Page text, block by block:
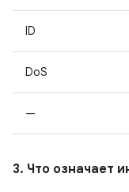
ID
DoS
—
3. Что означает